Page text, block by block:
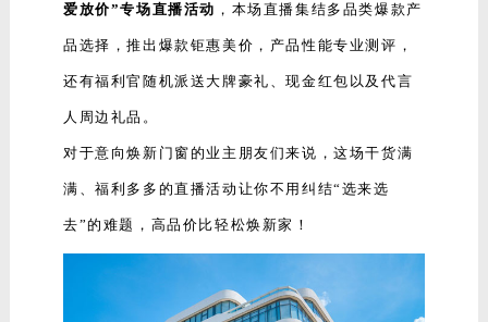
爱放价”专场直播活动 ， 本场直播集结多品类爆款产
品选择，推出爆款钜惠美价，产品性能专业测评，
还有福利官随机派送大牌豪礼、现金红包以及代言
人周边礼品。
对于意向焕新门窗的业主朋友们来说，这场干货满
满、福利多多的直播活动让你不用纠结“选来选
去”的难题，高品价比轻松焕新家！